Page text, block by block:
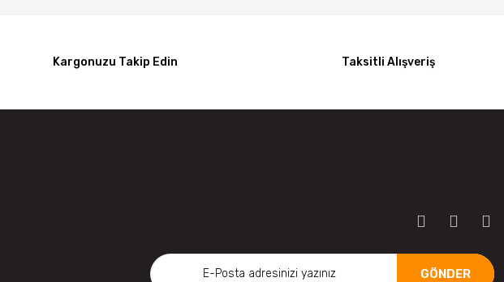
Kargonuzu Takip Edin Taksitli Alışveriş
GÖNDER